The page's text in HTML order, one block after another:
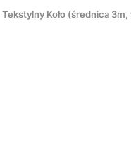
Koło (średnica